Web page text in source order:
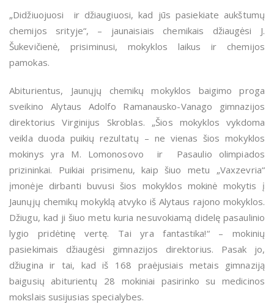
„Didžiuojuosi ir džiaugiuosi, kad jūs pasiekiate aukštumų
chemijos srityje“, – jaunaisiais chemikais džiaugėsi J.
Šukevičienė, prisiminusi, mokyklos laikus ir chemijos
pamokas.
Abiturientus, Jaunųjų chemikų mokyklos baigimo proga
sveikino Alytaus Adolfo Ramanausko-Vanago gimnazijos
direktorius Virginijus Skroblas. „Šios mokyklos vykdoma
veikla duoda puikių rezultatų – ne vienas šios mokyklos
mokinys yra M. Lomonosovo ir Pasaulio olimpiados
prizininkai. Puikiai prisimenu, kaip šiuo metu „Vaxzevria“
įmonėje dirbanti buvusi šios mokyklos mokinė mokytis į
Jaunųjų chemikų mokyklą atvyko iš Alytaus rajono mokyklos.
Džiugu, kad ji šiuo metu kuria nesuvokiamą didelę pasaulinio
lygio pridėtinę vertę. Tai yra fantastika!“ – mokinių
pasiekimais džiaugėsi gimnazijos direktorius. Pasak jo,
džiugina ir tai, kad iš 168 praėjusiais metais gimnaziją
baigusių abiturientų 28 mokiniai pasirinko su medicinos
mokslais susijusias specialybes.